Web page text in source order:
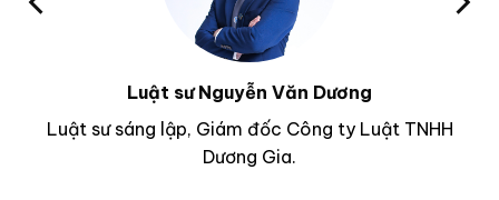
Luật sư Nguyễn Văn Dương
Luật sư sáng lập, Giám đốc Công ty Luật TNHH
Dương Gia.